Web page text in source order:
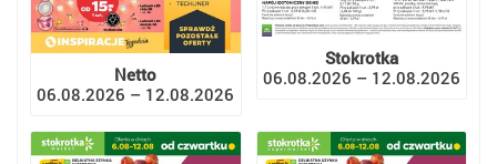
Netto
06.08.2026 – 12.08.2026
Stokrotka
06.08.2026 – 12.08.2026